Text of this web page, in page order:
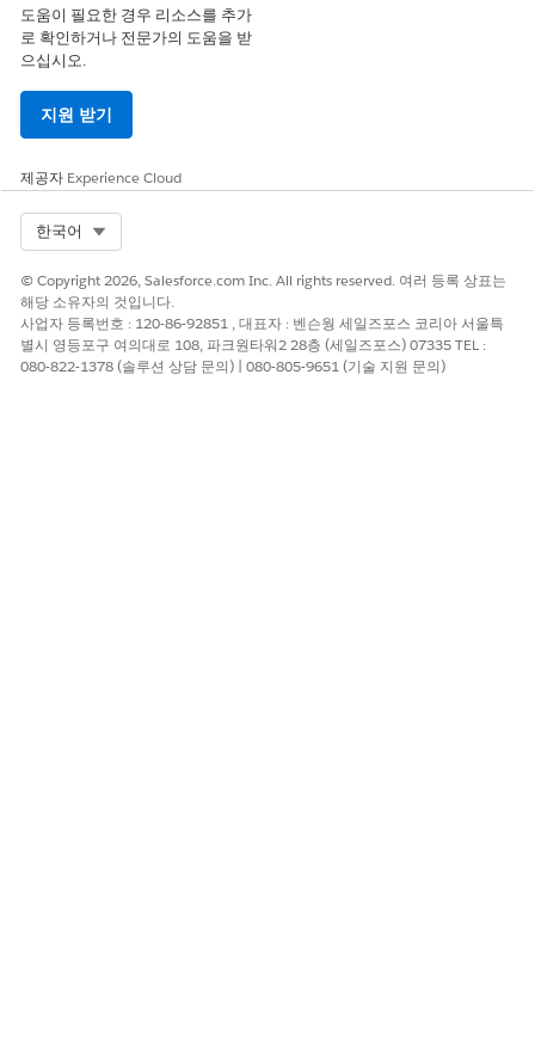
오.
세금 엔진 어댑터: 세금 엔진의 Apex 어댑터는 요청에 들어오는
사용자 정의 필드를 처리하고 응답에 사용자 정의 필드를 추가
할 수 있어야 합니다.
이 기사를 통해 문제를 해결했습니까?
아니요
도움이 필요한 경우 리소스를 추가
로 확인하거나 전문가의 도움을 받
으십시오.
지원 받기
제공자 Experience Cloud
한국어
© Copyright 2026, Salesforce.com Inc. All rights reserved. 여러 등록 상표는
해당 소유자의 것입니다.
사업자 등록번호 : 120-86-92851 , 대표자 : 벤슨웡 세일즈포스 코리아 서울특
별시 영등포구 여의대로 108, 파크원타워2 28층 (세일즈포스) 07335 TEL :
080-822-1378 (솔루션 상담 문의) | 080-805-9651 (기술 지원 문의)